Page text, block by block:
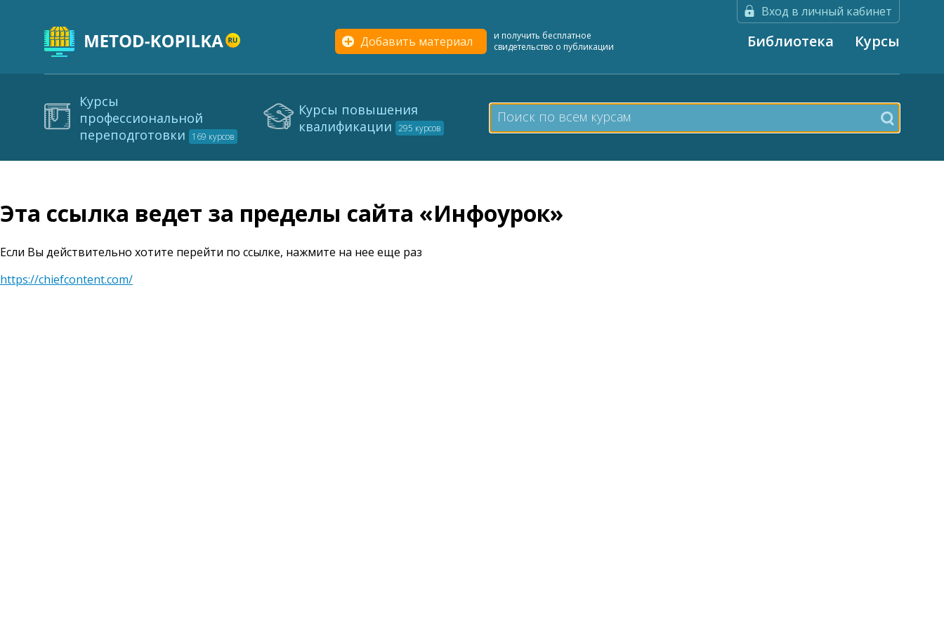
Вход в личный кабинет
Добавить материал
и получить бесплатное
свидетельство о публикации
Библиотека Курсы
Курсы
профессиональной
переподготовки
169 курсов
Курсы повышения
квалификации 295 курсов
Эта ссылка ведет за пределы сайта «Инфоурок»
Если Вы действительно хотите перейти по ссылке, нажмите на нее еще раз
https://chiefcontent.com/